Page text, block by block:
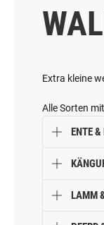
Extra kleine
Alle Sorten
ENTE &
LAMM